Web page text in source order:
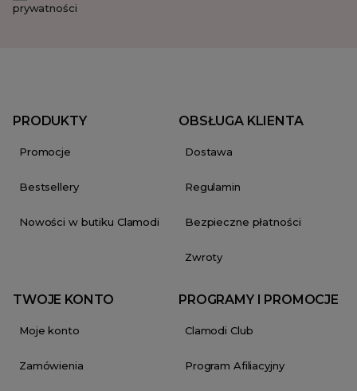
prywatności
PRODUKTY
Promocje
Bestsellery
Nowości w butiku Clamodi
OBSŁUGA KLIENTA
Dostawa
Regulamin
Bezpieczne płatności
Zwroty
TWOJE KONTO
Moje konto
Zamówienia
PROGRAMY I PROMOCJE
Clamodi Club
Program Afiliacyjny